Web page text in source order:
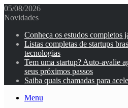
05/08/2026
Novidades
Conheça os estudos completos
Listas completas de startups
tecnologias
Tem uma startup? Auto-avalie
seus próximos passos
Saiba quais chamadas para
Menu